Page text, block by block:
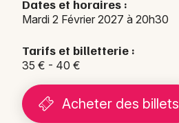
Dates et horaires :
Mardi 2 Février 2027 à 20h30
Tarifs et billetterie :
35 € - 40 €
Acheter des billets